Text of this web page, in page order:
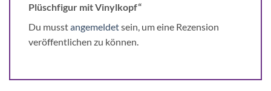
Plüschfigur mit Vinylkopf“
Du musstangemeldetsein, um eine Rezension
veröffentlichen zu können.